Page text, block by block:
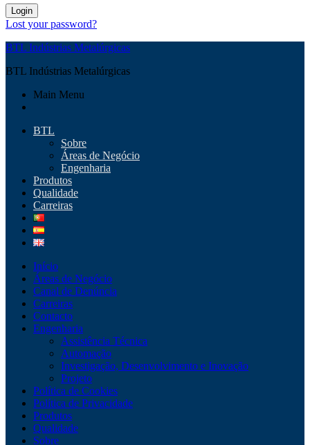
Login
Lost your password?
BTL Indústrias Metalúrgicas
BTL Indústrias Metalúrgicas
Main Menu
BTL
Sobre
Áreas de Negócio
Engenharia
Produtos
Qualidade
Carreiras
Início
Áreas de Negócio
Canal de Denúncia
Carreiras
Contacto
Engenharia
Assistência Técnica
Automação
Investigação, Desenvolvimento e Inovação
Projeto
Política de Cookies
Política de Privacidade
Produtos
Qualidade
Sobre